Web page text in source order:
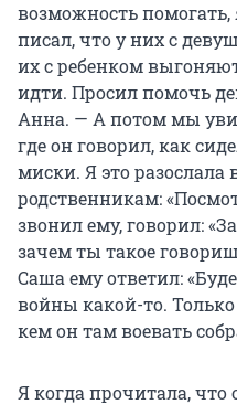
возможность
писал, что у них с
их с ребенком
идти. Просил помочь
Анна. — А потом мы
где он говорил, как
миски. Я это
родственникам:
звонил ему, говорил:
зачем ты такое
Саша ему ответил:
войны какой-то.
кем он там воевать
Я когда прочитала,